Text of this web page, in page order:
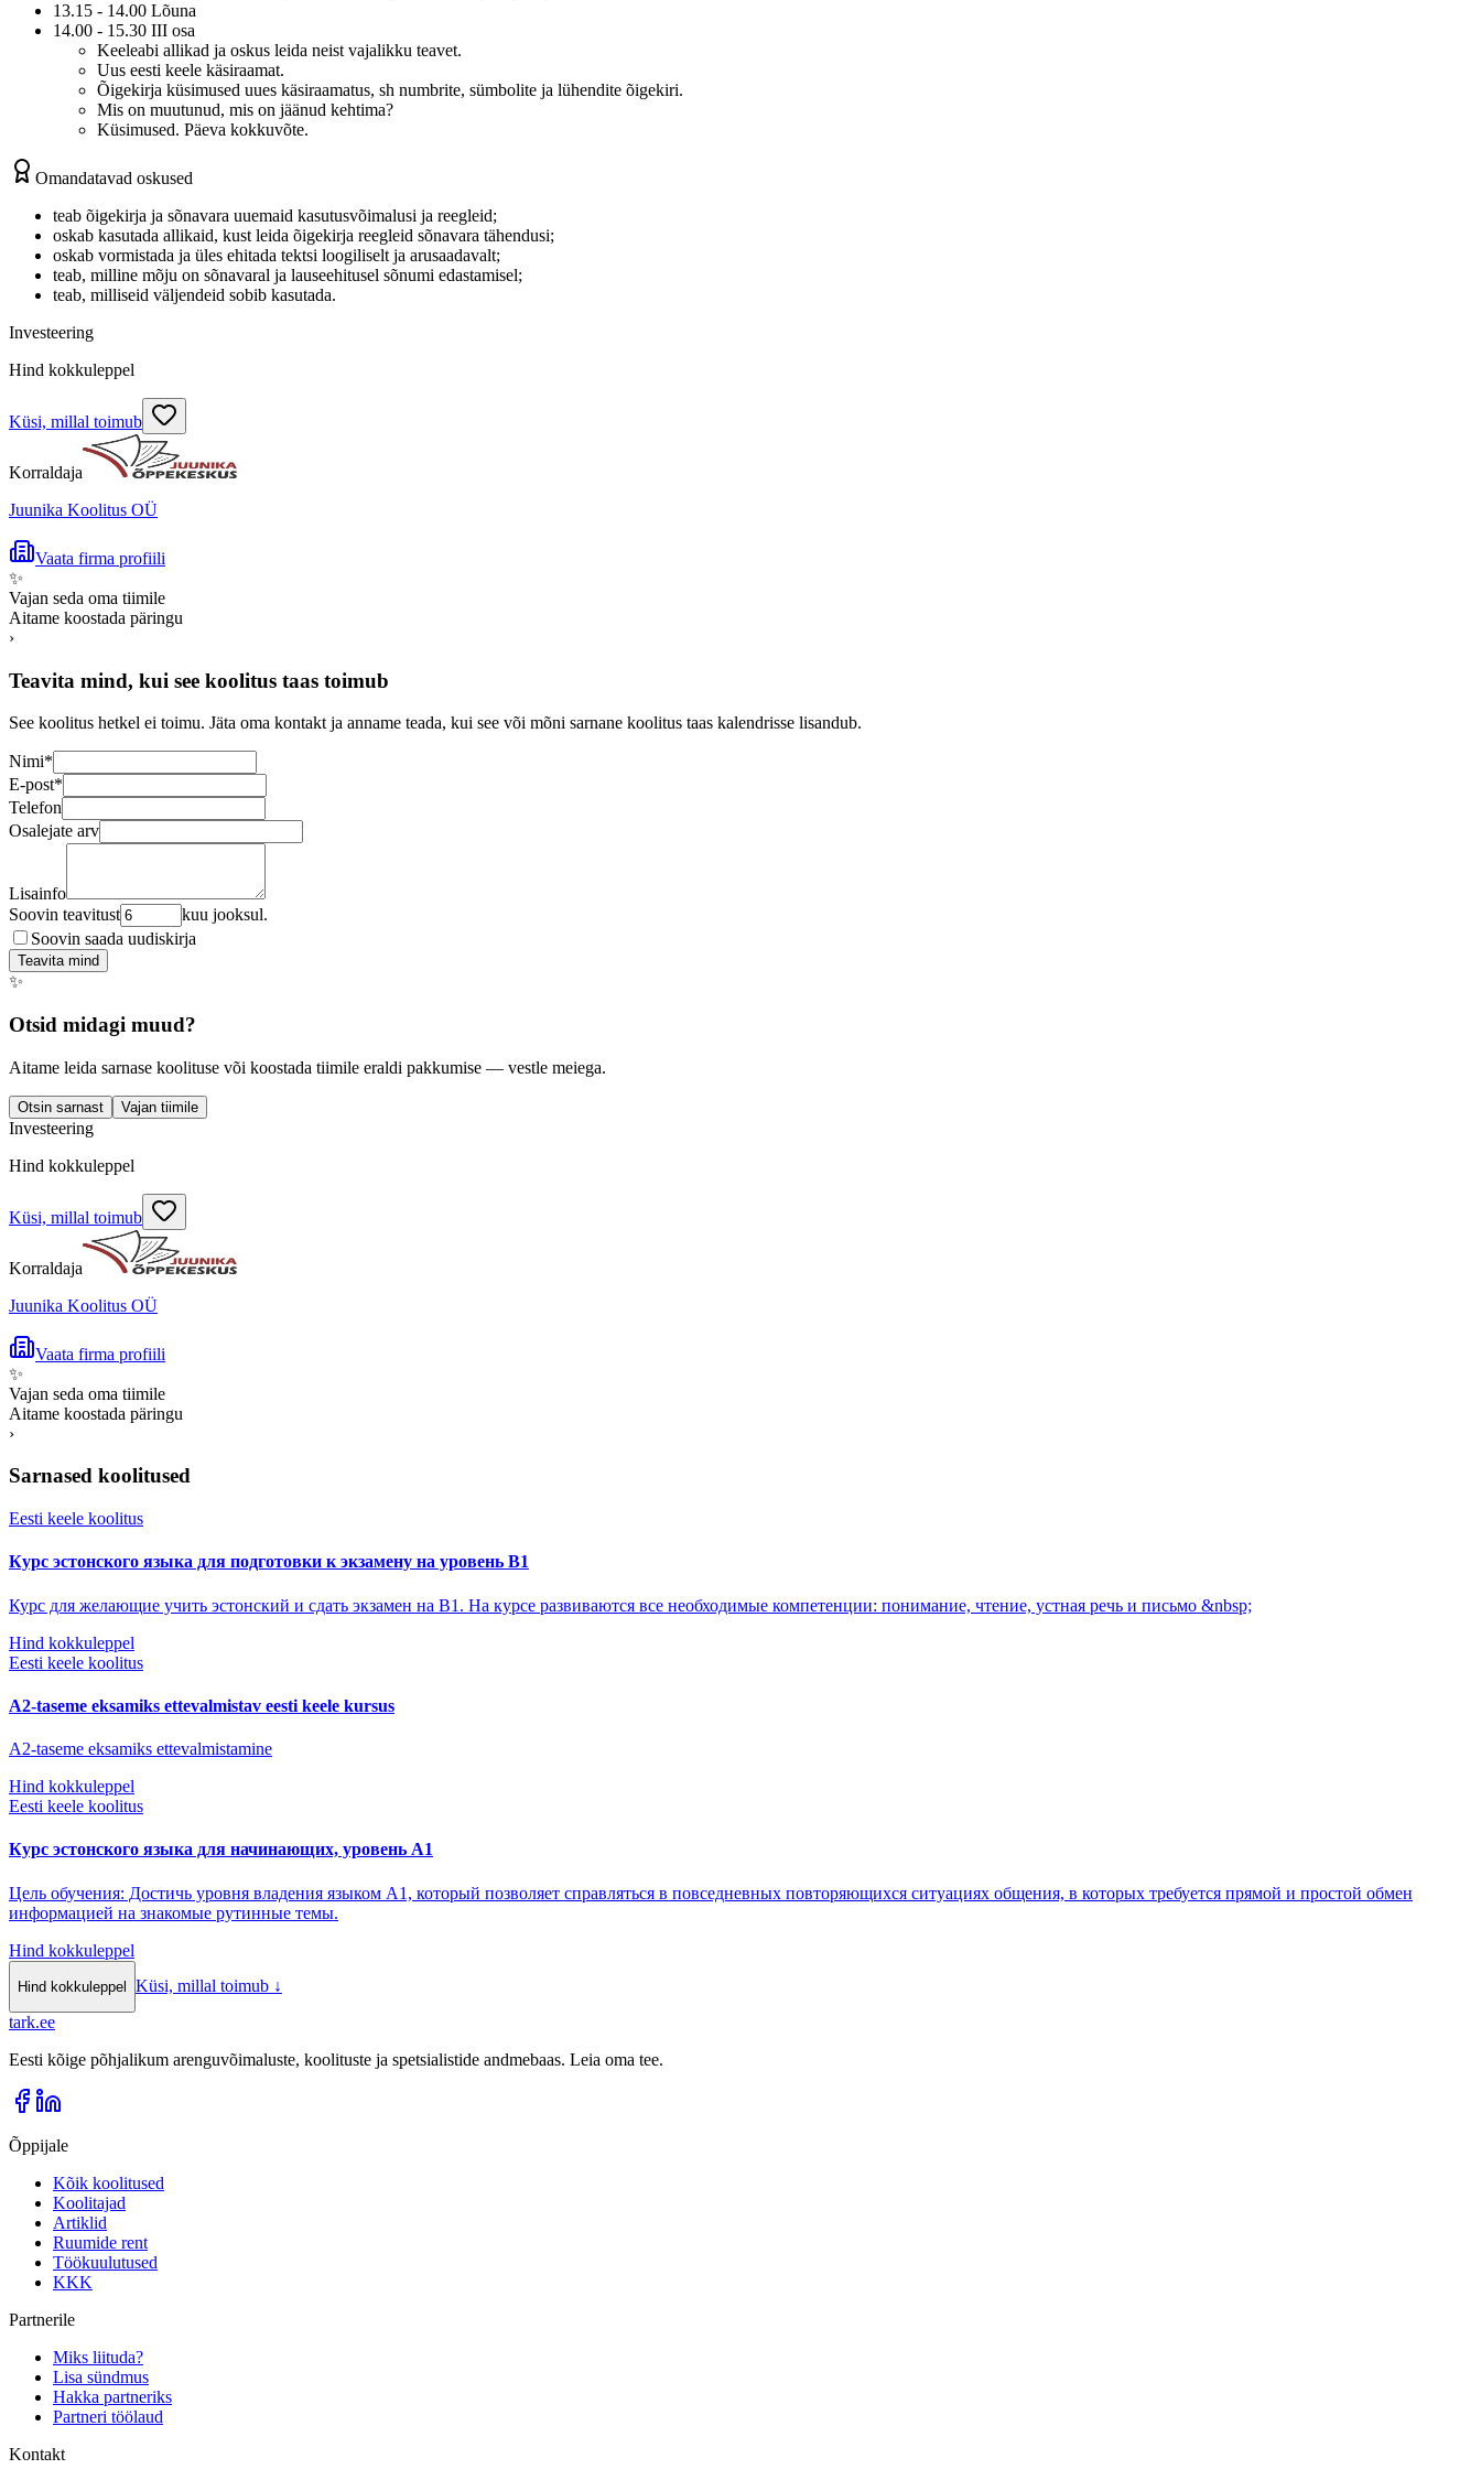
13.15 - 14.00 Lõuna
14.00 - 15.30 III osa
Keeleabi allikad ja oskus leida neist vajalikku teavet.
Uus eesti keele käsiraamat.
Õigekirja küsimused uues käsiraamatus, sh numbrite, sümbolite ja lühendite õigekiri.
Mis on muutunud, mis on jäänud kehtima?
Küsimused. Päeva kokkuvõte.
Omandatavad oskused
teab õigekirja ja sõnavara uuemaid kasutusvõimalusi ja reegleid;
oskab kasutada allikaid, kust leida õigekirja reegleid sõnavara tähendusi;
oskab vormistada ja üles ehitada tektsi loogiliselt ja arusaadavalt;
teab, milline mõju on sõnavaral ja lauseehitusel sõnumi edastamisel;
teab, milliseid väljendeid sobib kasutada.
Investeering
Hind kokkuleppel
Küsi, millal toimub
Korraldaja
Juunika Koolitus OÜ
Vaata firma profiili
✨
Vajan seda oma tiimile
Aitame koostada päringu
›
Teavita mind, kui see koolitus taas toimub
See koolitus hetkel ei toimu. Jäta oma kontakt ja anname teada, kui see või mõni sarnane koolitus taas kalendrisse lisandub.
Nimi*
E-post*
Telefon
Osalejate arv
Lisainfo
Soovin teavitust
kuu jooksul.
Soovin saada uudiskirja
Teavita mind
✨
Otsid midagi muud?
Aitame leida sarnase koolituse või koostada tiimile eraldi pakkumise — vestle meiega.
Otsin sarnast Vajan tiimile
Investeering
Hind kokkuleppel
Küsi, millal toimub
Korraldaja
Juunika Koolitus OÜ
Vaata firma profiili
✨
Vajan seda oma tiimile
Aitame koostada päringu
›
Sarnased koolitused
Eesti keele koolitus
Курс эстонского языка для подготовки к экзамену на уровень B1
Курс для желающие учить эстонский и сдать экзамен на В1. На курсе развиваются все необходимые компетенции: понимание, чтение, устная речь и письмо &nbsp;
Hind kokkuleppel
Eesti keele koolitus
A2-taseme eksamiks ettevalmistav eesti keele kursus
A2-taseme eksamiks ettevalmistamine
Hind kokkuleppel
Eesti keele koolitus
Курс эстонского языка для начинающих, уровень А1
Цель обучения: Достичь уровня владения языком A1, который позволяет справляться в повседневных повторяющихся ситуациях общения, в которых требуется прямой и простой обмен
информацией на знакомые рутинные темы.
Hind kokkuleppel
Hind kokkuleppel Küsi, millal toimub ↓
tark.ee
Eesti kõige põhjalikum arenguvõimaluste, koolituste ja spetsialistide andmebaas. Leia oma tee.
Õppijale
Kõik koolitused
Koolitajad
Artiklid
Ruumide rent
Töökuulutused
KKK
Partnerile
Miks liituda?
Lisa sündmus
Hakka partneriks
Partneri töölaud
Kontakt